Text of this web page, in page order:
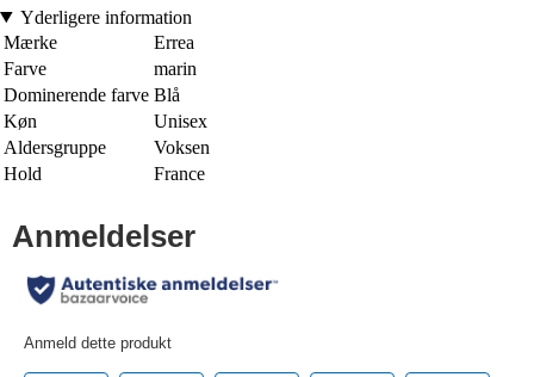
Yderligere information
Mærke
Errea
Farve
marin
Dominerende farve Blå
Køn
Unisex
Aldersgruppe
Voksen
Hold
France